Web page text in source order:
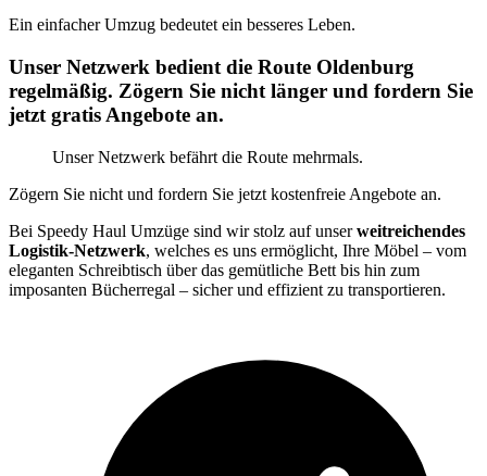
Ein einfacher Umzug bedeutet ein besseres Leben.
Unser Netzwerk bedient die Route Oldenburg
regelmäßig. Zögern Sie nicht länger und fordern Sie
jetzt gratis Angebote an.
Unser Netzwerk befährt die Route mehrmals.
Zögern Sie nicht und fordern Sie jetzt kostenfreie Angebote an.
Bei Speedy Haul Umzüge sind wir stolz auf unserweitreichendes
Logistik-Netzwerk, welches es uns ermöglicht, Ihre Möbel – vom
eleganten Schreibtisch über das gemütliche Bett bis hin zum
imposanten Bücherregal – sicher und effizient zu transportieren.